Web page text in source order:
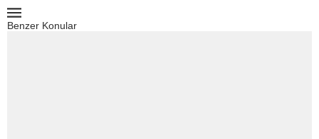
Benzer Konular